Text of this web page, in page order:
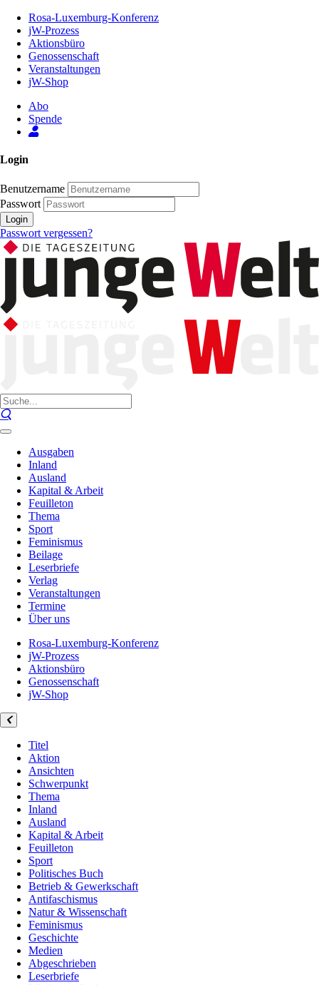
Inhalt
Seite
Rosa-Luxemburg-Konferenz
jW-Prozess
Aktionsbüro
Genossenschaft
Veranstaltungen
jW-Shop
Abo
Spende
Login
Benutzername
Passwort
Login
Passwort vergessen?
Ausgaben
Inland
Ausland
Kapital & Arbeit
Feuilleton
Thema
Sport
Feminismus
Beilage
Leserbriefe
Verlag
Veranstaltungen
Termine
Über uns
Rosa-Luxemburg-Konferenz
jW-Prozess
Aktionsbüro
Genossenschaft
jW-Shop
Titel
Aktion
Ansichten
Schwerpunkt
Thema
Inland
Ausland
Kapital & Arbeit
Feuilleton
Sport
Politisches Buch
Betrieb & Gewerkschaft
Antifaschismus
Natur & Wissenschaft
Feminismus
Geschichte
Medien
Abgeschrieben
Leserbriefe